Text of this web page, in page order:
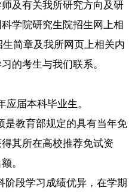
及有关我所研究方向及研
学院研究生院招生网上相
简章及我所网页上相关内
的考生与我们联系。
届本科毕业生。
育部规定的具有当年免
其所在高校推荐免试资
。
学习成绩优异，在学期